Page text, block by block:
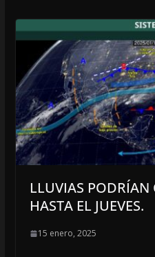
LLUVIAS
HASTA EL JUEVES.
15 enero, 2025